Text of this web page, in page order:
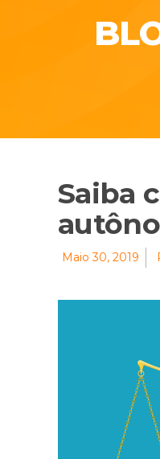
Saiba
Maio 30, 2019